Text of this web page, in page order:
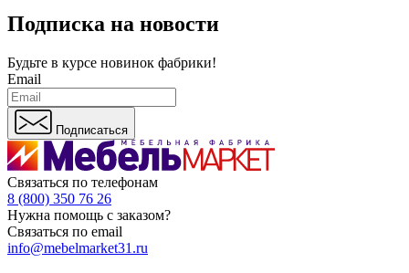
Подписка на новости
Будьте в курсе новинок фабрики!
Email
Подписаться
Связаться по телефонам
8 (800) 350 76 26
Нужна помощь с заказом?
Связаться по email
info@mebelmarket31.ru